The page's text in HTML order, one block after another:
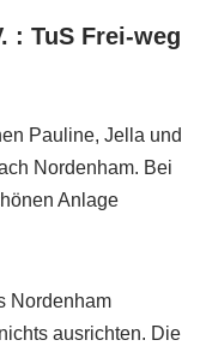
: TuS Frei-weg
Pauline, Jella und
Nordenham. Bei
Anlage
Nordenham
ausrichten. Die